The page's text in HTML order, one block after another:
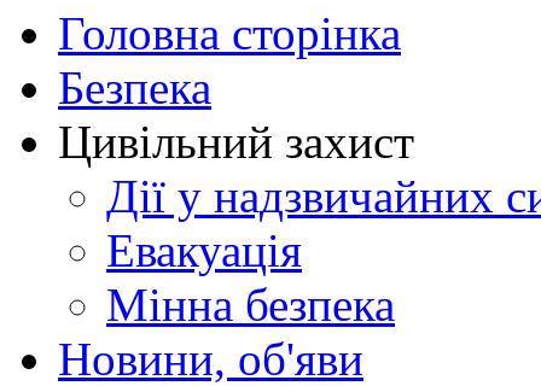
Головна сторінка
Безпека
Цивільний захист
Дії у надзвичайних
Евакуація
Мінна безпека
Новини, об'яви